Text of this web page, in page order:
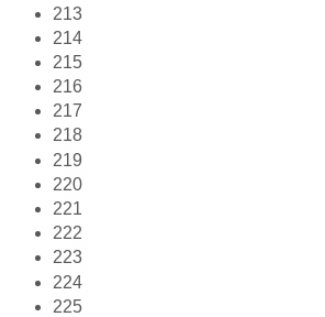
213
214
215
216
217
218
219
220
221
222
223
224
225